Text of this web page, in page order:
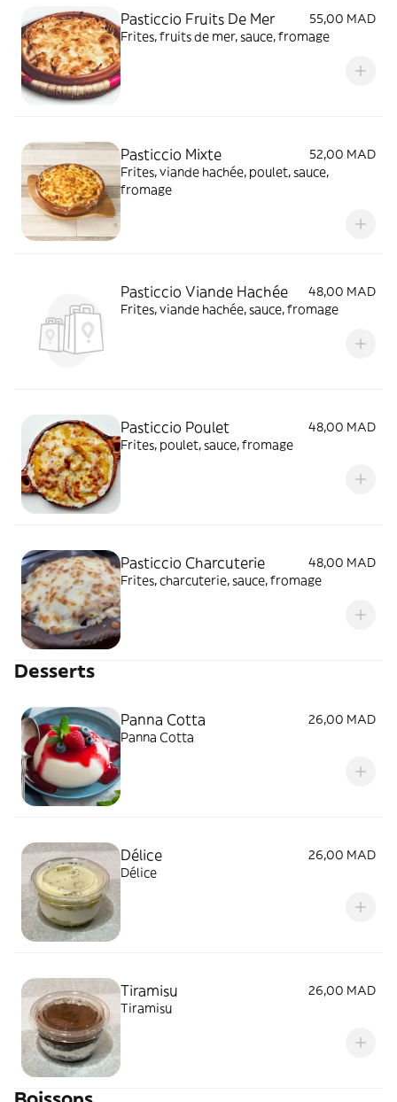
Pasticcio Fruits De Mer
55,00 MAD
Frites, fruits de mer, sauce, fromage
Pasticcio Mixte
52,00 MAD
Frites, viande hachée, poulet, sauce,
fromage
Pasticcio Viande Hachée
48,00 MAD
Frites, viande hachée, sauce, fromage
Pasticcio Poulet
48,00 MAD
Frites, poulet, sauce, fromage
Pasticcio Charcuterie
48,00 MAD
Frites, charcuterie, sauce, fromage
Desserts
Panna Cotta
26,00 MAD
Panna Cotta
Délice
26,00 MAD
Délice
Tiramisu
26,00 MAD
Tiramisu